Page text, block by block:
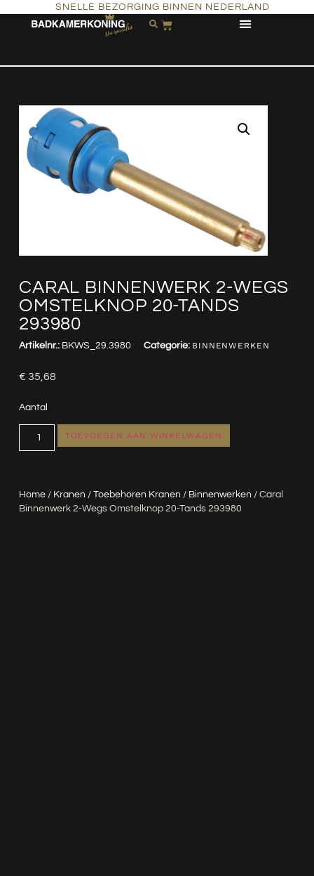
SNELLE BEZORGING BINNEN NEDERLAND
CARAL BINNENWERK 2-WEGS
OMSTELKNOP 20-TANDS
293980
Home/ Kranen / Toebehoren Kranen / Binnenwerken / Caral
Binnenwerk 2-Wegs Omstelknop 20-Tands 293980
Artikelnr.: BKWS_29.3980 Categorie: BINNENWERKEN
€ 35,68
Aantal
TOEVOEGEN AAN WINKELWAGEN